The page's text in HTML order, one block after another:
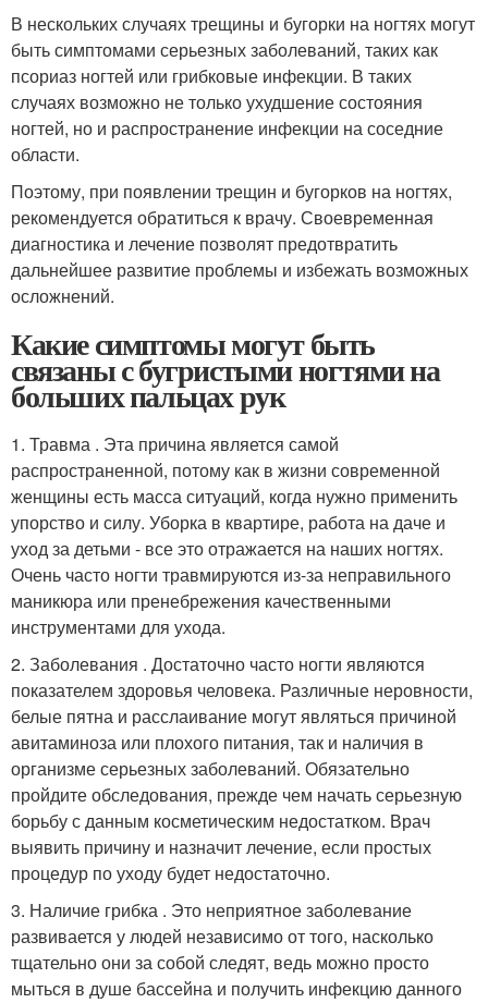
В нескольких случаях трещины и бугорки на ногтях могут
быть симптомами серьезных заболеваний, таких как
псориаз ногтей или грибковые инфекции. В таких
случаях возможно не только ухудшение состояния
ногтей, но и распространение инфекции на соседние
области.
Поэтому, при появлении трещин и бугорков на ногтях,
рекомендуется обратиться к врачу. Своевременная
диагностика и лечение позволят предотвратить
дальнейшее развитие проблемы и избежать возможных
осложнений.
Какие симптомы могут быть
связаны с бугристыми ногтями на
больших пальцах рук
1. Травма . Эта причина является самой
распространенной, потому как в жизни современной
женщины есть масса ситуаций, когда нужно применить
упорство и силу. Уборка в квартире, работа на даче и
уход за детьми - все это отражается на наших ногтях.
Очень часто ногти травмируются из-за неправильного
маникюра или пренебрежения качественными
инструментами для ухода.
2. Заболевания . Достаточно часто ногти являются
показателем здоровья человека. Различные неровности,
белые пятна и расслаивание могут являться причиной
авитаминоза или плохого питания, так и наличия в
организме серьезных заболеваний. Обязательно
пройдите обследования, прежде чем начать серьезную
борьбу с данным косметическим недостатком. Врач
выявить причину и назначит лечение, если простых
процедур по уходу будет недостаточно.
3. Наличие грибка . Это неприятное заболевание
развивается у людей независимо от того, насколько
тщательно они за собой следят, ведь можно просто
мыться в душе бассейна и получить инфекцию данного